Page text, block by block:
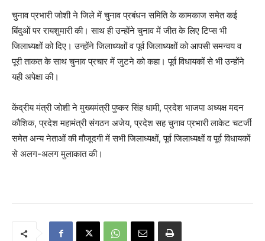
चुनाव प्रभारी जोशी ने जिले में चुनाव प्रबंधन समिति के कामकाज समेत कई
बिंदुओं पर रायशुमारी की। साथ ही उन्होंने चुनाव में जीत के लिए टिप्स भी
जिलाध्यक्षों को दिए। उन्होंने जिलाध्यक्षों व पूर्व जिलाध्यक्षों को आपसी समन्वय व
पूरी ताकत के साथ चुनाव प्रचार में जुटने को कहा। पूर्व विधायकों से भी उन्होंने
यही अपेक्षा की।
केंद्रीय मंत्री जोशी ने मुख्यमंत्री पुष्कर सिंह धामी, प्रदेश भाजपा अध्यक्ष मदन
कौशिक, प्रदेश महामंत्री संगठन अजेय, प्रदेश सह चुनाव प्रभारी लाकेट चटर्जी
समेत अन्य नेताओं की मौजूदगी में सभी जिलाध्यक्षों, पूर्व जिलाध्यक्षों व पूर्व विधायकों
से अलग-अलग मुलाकात की।